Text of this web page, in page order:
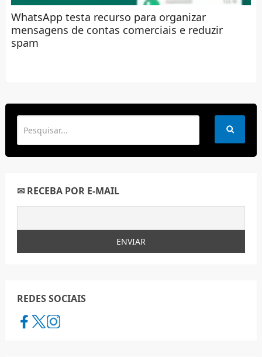
WhatsApp testa recurso para organizar
mensagens de contas comerciais e reduzir
spam
✉ RECEBA POR E-MAIL
REDES SOCIAIS